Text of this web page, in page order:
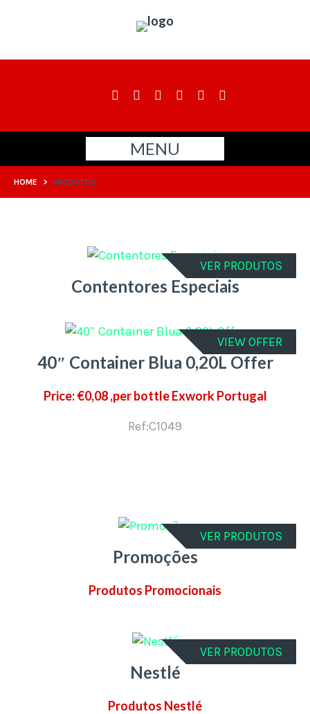
MENU
HOME > PRODUTOS
Contentores Especiais
VER PRODUTOS
40″ Container Blua 0,20L Offer
Price: €0,08 ,per bottle Exwork Portugal
Ref:C1049
VIEW OFFER
Promoções
Produtos Promocionais
VER PRODUTOS
Nestlé
Produtos Nestlé
VER PRODUTOS